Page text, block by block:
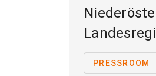
PRESSROOM